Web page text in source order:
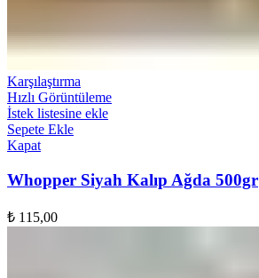
Karşılaştırma
Hızlı Görüntüleme
İstek listesine ekle
Sepete Ekle
Kapat
Whopper Siyah Kalıp Ağda 500gr
₺ 115,00